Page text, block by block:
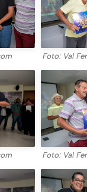
Foto: Val
Foto: Val